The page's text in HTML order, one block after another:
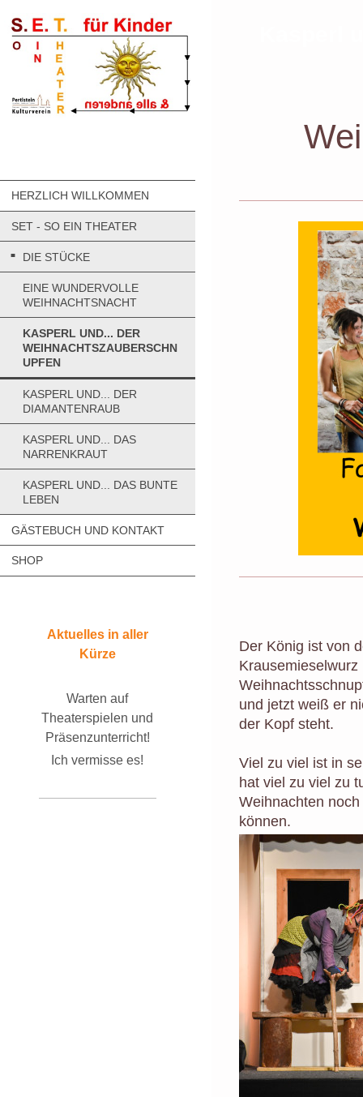
HERZLICH WILLKOMMEN
SET - SO EIN THEATER
DIE STÜCKE
EINE WUNDERVOLLE
WEIHNACHTSNACHT
KASPERL UND... DER
WEIHNACHTSZAUBERSCHN
UPFEN
KASPERL UND... DER
DIAMANTENRAUB
KASPERL UND... DAS
NARRENKRAUT
KASPERL UND... DAS BUNTE
LEBEN
GÄSTEBUCH UND KONTAKT
SHOP
Aktuelles in aller
Kürze
Warten auf
Theaterspielen und
Präsenzunterricht!
Ich vermisse es!
Der König ist von
Krausemieselwurz
und jetzt weiß er
der Kopf steht.
Viel zu viel ist in
hat viel zu viel zu
Weihnachten
können.